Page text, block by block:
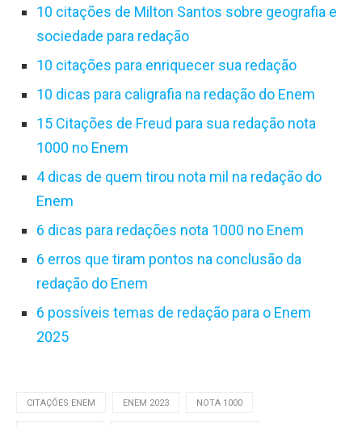
10 citações de Milton Santos sobre geografia e
sociedade para redação
10 citações para enriquecer sua redação
10 dicas para caligrafia na redação do Enem
15 Citações de Freud para sua redação nota
1000 no Enem
4 dicas de quem tirou nota mil na redação do
Enem
6 dicas para redações nota 1000 no Enem
6 erros que tiram pontos na conclusão da
redação do Enem
6 possíveis temas de redação para o Enem
2025
CITAÇÕES ENEM ENEM 2023 NOTA 1000